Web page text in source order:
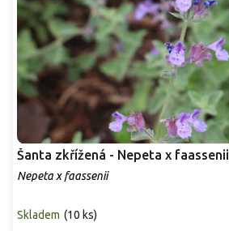
Šanta zkřížená - Nepeta x faassenii
Nepeta x faassenii
Skladem (10 ks)